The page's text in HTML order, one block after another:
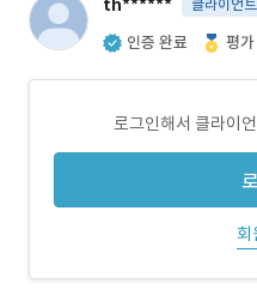
th****** 클라이언트
인증 완료 평
로그인해서 클라이
회